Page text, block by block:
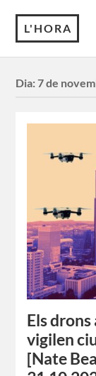
L'HORA
Dia:7 de
Els
vigilen
[Nate